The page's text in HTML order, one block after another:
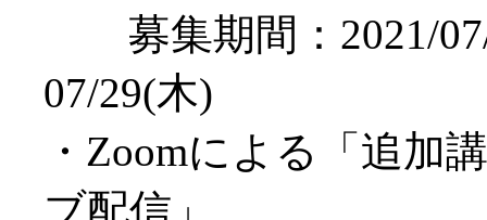
募集期間：2021/
07/29(木)
・Zoomによる「追加
ブ配信」